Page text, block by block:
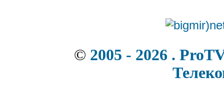
© 2005 - 2026 .